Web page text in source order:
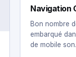
Navigation
Bon nombre
embarqué
de mobile